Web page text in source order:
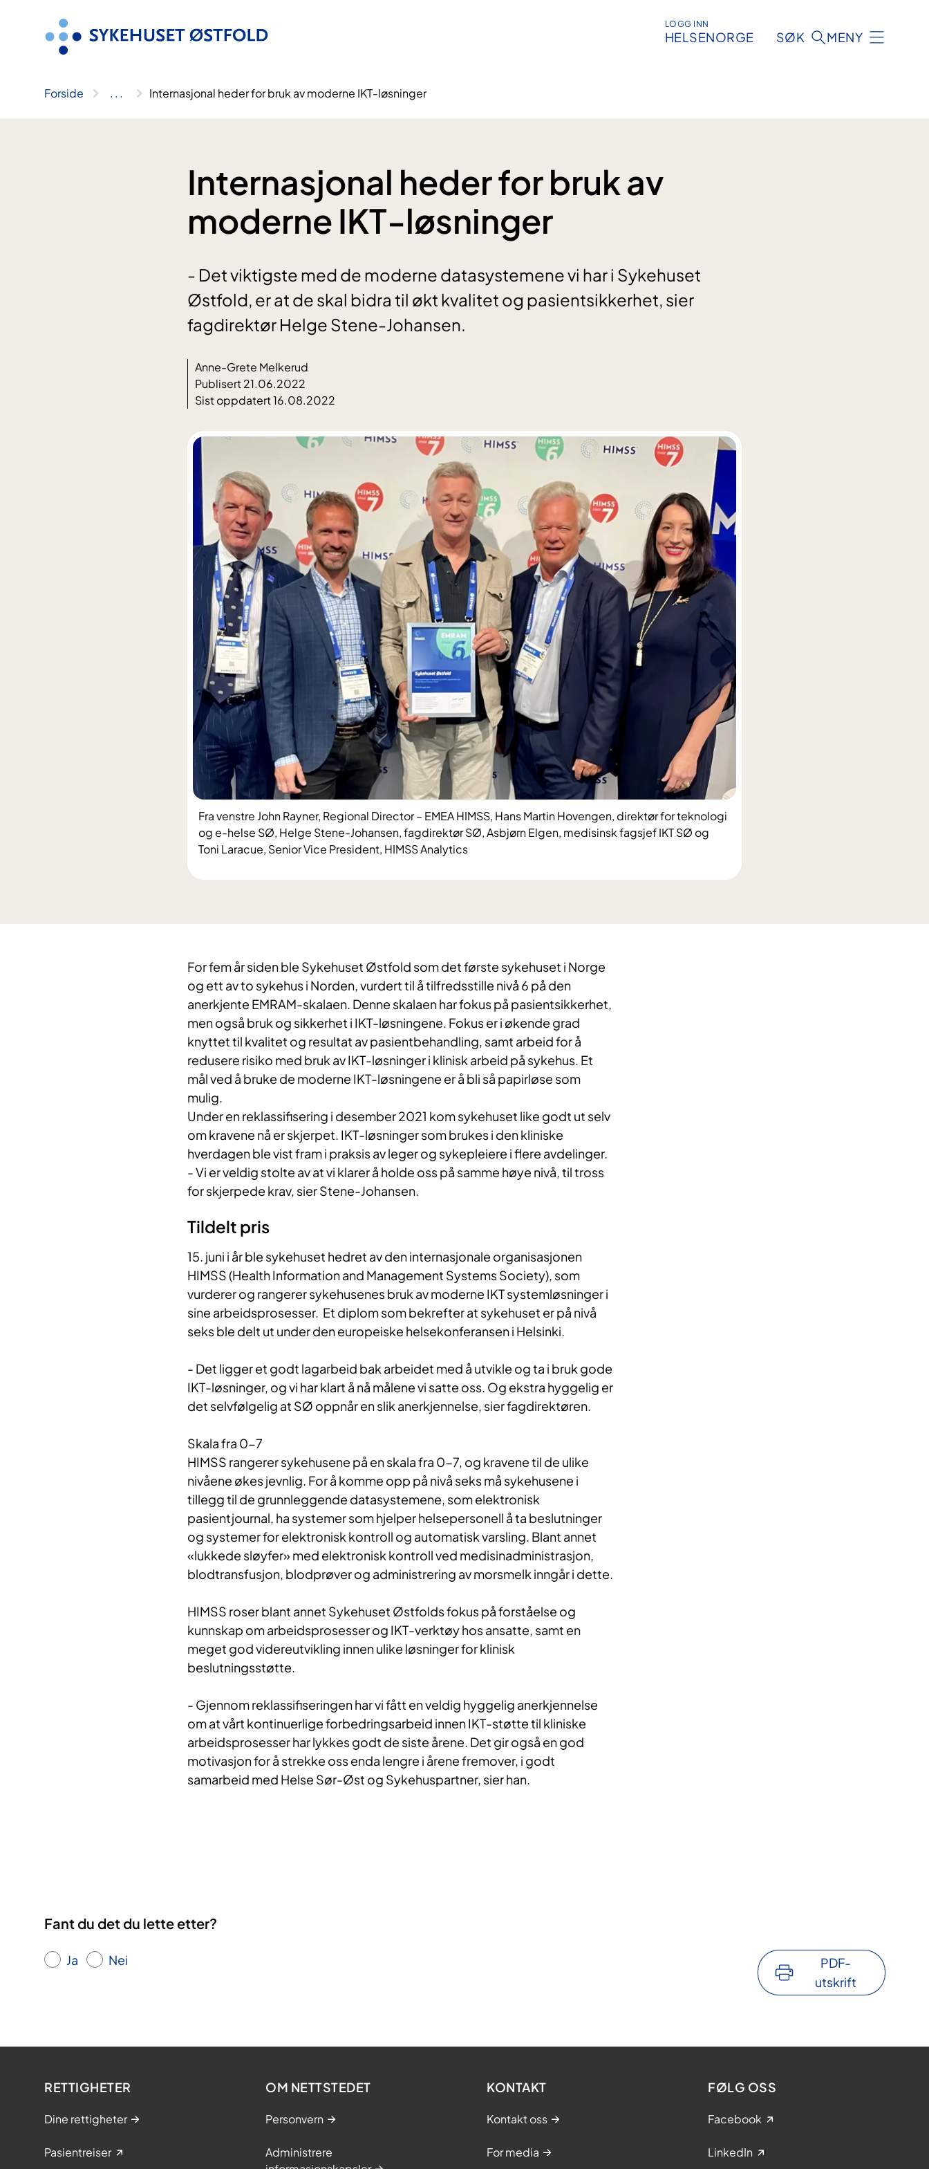
LOGG INN
HELSENORGE SØK MENY
Forside .. . Internasjonal heder for bruk av moderne IKT-løsninger
Internasjonal heder for bruk av
moderne IKT-løsninger
- Det viktigste med de moderne datasystemene vi har i Sykehuset
Østfold, er at de skal bidra til økt kvalitet og pasientsikkerhet, sier
fagdirektør Helge Stene-Johansen.
Anne-Grete Melkerud
Publisert 21.06.2022
Sist oppdatert 16.08.2022
Fra venstre John Rayner, Regional Director – EMEA HIMSS, Hans Martin Hovengen, direktør for teknologi
og e-helse SØ, Helge Stene-Johansen, fagdirektør SØ, Asbjørn Elgen, medisinsk fagsjef IKT SØ og
Toni Laracue, Senior Vice President, HIMSS Analytics
For fem år siden ble Sykehuset Østfold som det første sykehuset i Norge
og ett av to sykehus i Norden, vurdert til å tilfredsstille nivå 6 på den
anerkjente EMRAM-skalaen. Denne skalaen har fokus på pasientsikkerhet,
men også bruk og sikkerhet i IKT-løsningene. Fokus er i økende grad
knyttet til kvalitet og resultat av pasientbehandling, samt arbeid for å
redusere risiko med bruk av IKT-løsninger i klinisk arbeid på sykehus. Et
mål ved å bruke de moderne IKT-løsningene er å bli så papirløse som
mulig.​
Under en reklassifisering i desember 2021 kom sykehuset like godt ut selv
om kravene nå er skjerpet. IKT-løsninger som brukes i den kliniske
hverdagen ble vist fram i praksis av leger og sykepleiere i flere avdelinger.
- Vi er veldig stolte av at vi klarer å holde oss på samme høye nivå, til tross
for skjerpede krav, sier Stene-Johansen. ​
Tildelt pris
15. juni i år ble sykehuset hedret av den internasjonale organisasjonen
HIMSS (Health Information and Management Systems Society), som
vurderer og rangerer sykehusenes bruk av moderne IKT systemløsninger i
sine arbeidsprosesser. Et diplom som bekrefter at sykehuset er på nivå
seks ble delt ut under den europeiske helsekonferansen i Helsinki.
- Det ligger et godt lagarbeid bak arbeidet med å utvikle og ta i bruk gode
IKT-løsninger, og vi har klart å nå målene vi satte oss. Og ekstra hyggelig er
det selvfølgelig at SØ oppnår en slik anerkjennelse, sier fagdirektøren.
Skala fra 0-7
HIMSS rangerer sykehusene på en skala fra 0-7, og kravene til de ulike
nivåene økes jevnlig. For å komme opp på nivå seks må sykehusene i
tillegg til de grunnleggende datasystemene, som elektronisk
pasientjournal, ha systemer som hjelper helsepersonell å ta beslutninger
og systemer for elektronisk kontroll og automatisk varsling. Blant annet
«lukkede sløyfer» med elektronisk kontroll ved medisinadministrasjon,
blodtransfusjon, blodprøver og administrering av morsmelk inngår i dette.
HIMSS roser blant annet Sykehuset Østfolds fokus på forståelse og
kunnskap om arbeidsprosesser og IKT-verktøy hos ansatte, samt en
meget god videreutvikling innen ulike løsninger for klinisk
beslutningsstøtte.
- Gjennom reklassifiseringen har vi fått en veldig hyggelig anerkjennelse
om at vårt kontinuerlige forbedringsarbeid innen IKT-støtte til kliniske
arbeidsprosesser har lykkes godt de siste årene. Det gir også en god
motivasjon for å strekke oss enda lengre i årene fremover, i godt
samarbeid med Helse Sør-Øst og Sykehuspartner, sier han.
Fant du det du lette etter?
Ja Nei
PDF-
utskrift
RETTIGHETER
Dine rettigheter
Pasientreiser
OM NETTSTEDET
Personvern
Administrere
KONTAKT
Kontakt oss
For media
FØLG OSS
Facebook
LinkedIn